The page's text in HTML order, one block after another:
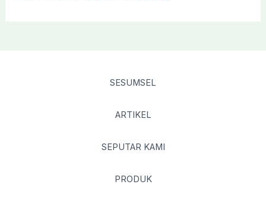
SESUMSEL
ARTIKEL
SEPUTAR KAMI
PRODUK